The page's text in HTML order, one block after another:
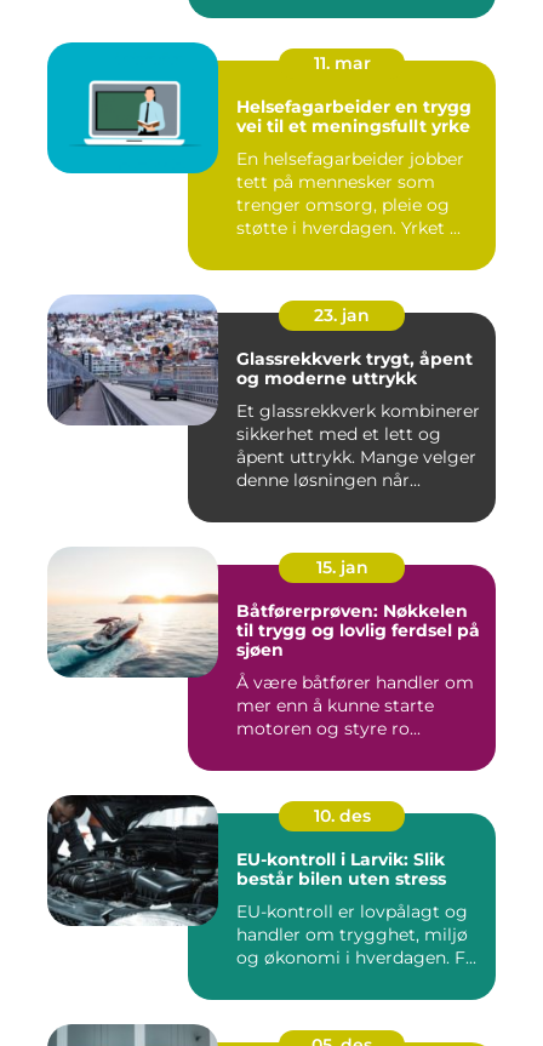
11. mar
Helsefagarbeider en trygg
vei til et meningsfullt yrke
En helsefagarbeider jobber
tett på mennesker som
trenger omsorg, pleie og
støtte i hverdagen. Yrket ...
23. jan
Glassrekkverk trygt, åpent
og moderne uttrykk
Et glassrekkverk kombinerer
sikkerhet med et lett og
åpent uttrykk. Mange velger
denne løsningen når...
15. jan
Båtførerprøven: Nøkkelen
til trygg og lovlig ferdsel på
sjøen
Å være båtfører handler om
mer enn å kunne starte
motoren og styre ro...
10. des
EU-kontroll i Larvik: Slik
består bilen uten stress
EU-kontroll er lovpålagt og
handler om trygghet, miljø
og økonomi i hverdagen. F...